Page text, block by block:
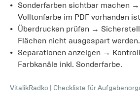
Sonderfarben sichtbar machen
Volltonfarbe im PDF vorhanden
Überdrucken prüfen →
Flächen nicht ausgespart werden.
Separationen anzeigen →
Farbkanäle inkl. Sonderfarbe.
VitalikRadko Checkliste für